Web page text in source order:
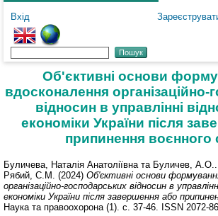
Вхід
Об'єктивні основи
вдосконалення організаційно-
відносин в управлінні
економіки України після
припинення воєнного
Буличева, Наталія Анатоліївна та Буличев, А.О..
Рябий, С.М.
(2024) Об'єктивні основи
організаційно-господарських відносин в
економіки України після завершення або
Наука та правоохорона (1). с. 37-46. ISSN 2072-